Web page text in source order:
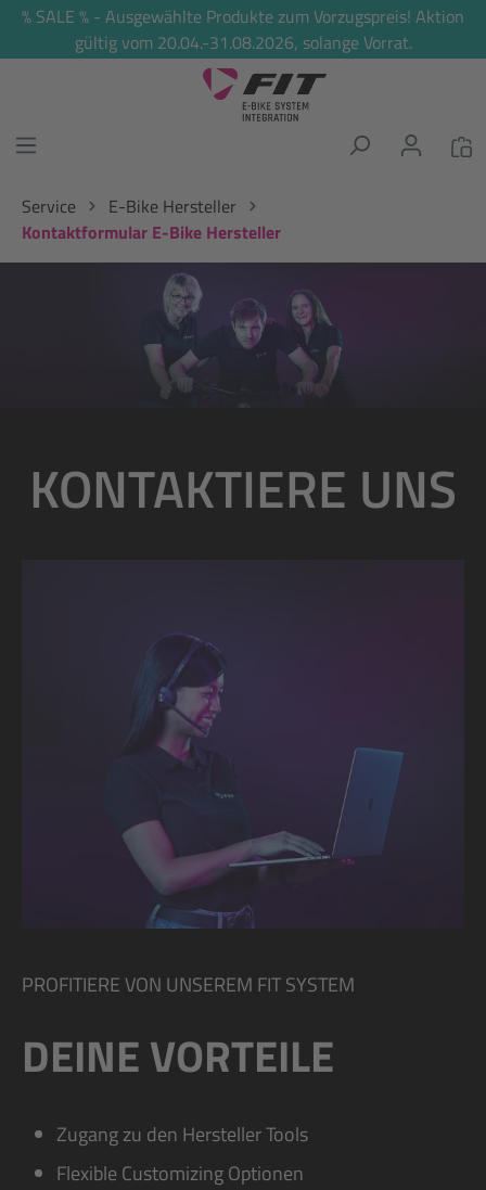
springen
% SALE % - Ausgewählte Produkte zum Vorzugspreis! Aktion
gültig vom 20.04.-31.08.2026, solange Vorrat.
Service
E-Bike Hersteller
Kontaktformular E-Bike Hersteller
Bildergalerie überspringen
KONTAKTIERE UNS
PROFITIERE VON UNSEREM FIT SYSTEM
DEINE VORTEILE
Zugang zu den Hersteller Tools
Flexible Customizing Optionen